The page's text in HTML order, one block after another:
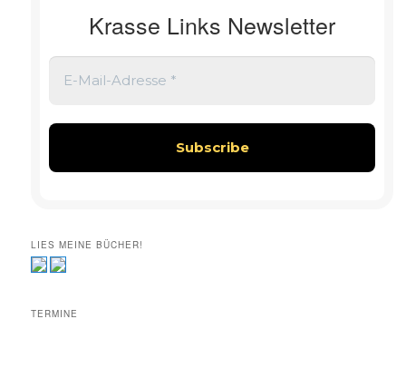
Krasse Links Newsletter
LIES MEINE BÜCHER!
TERMINE